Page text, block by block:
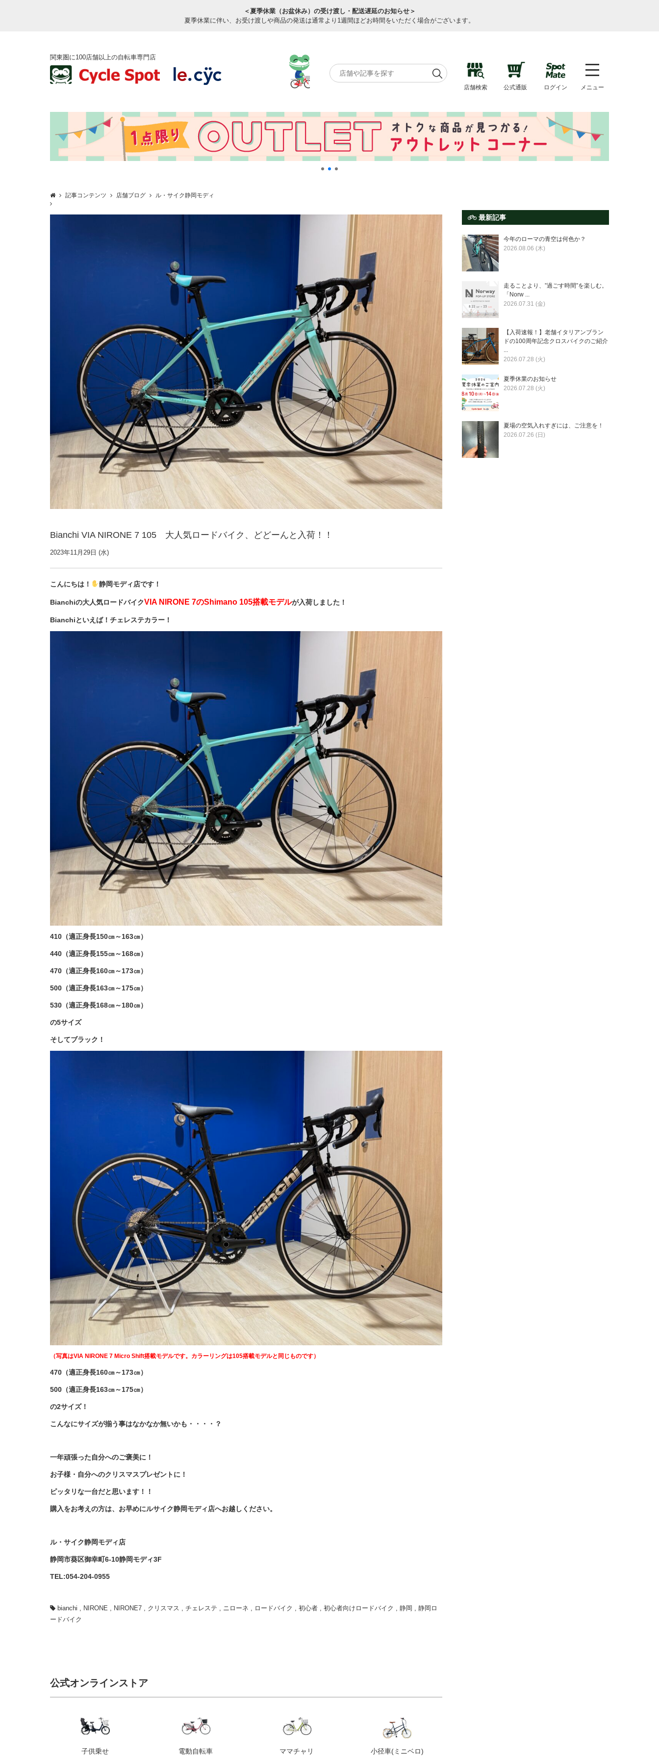
＜夏季休業（お盆休み）の受け渡し・配送遅延のお知らせ＞
夏季休業に伴い、お受け渡しや商品の発送は通常より1週間ほどお時間をいただく場合がございます。
関東圏に100店舗以上の自転車専門店
店舗検索 公式通販 ログイン メニュー
記事コンテンツ 店舗ブログ ル・サイク静岡モディ
Bianchi VIA NIRONE 7 105 大人気ロードバイク、どどーんと入荷！！
2023年11月29日 (水)
こんにちは！ 静岡モディ店です！
Bianchiの大人気ロードバイクVIA NIRONE 7のShimano 105搭載モデルが入荷しました！
Bianchiといえば！チェレステカラー！
410（適正身長150㎝～163㎝）
440（適正身長155㎝～168㎝）
470（適正身長160㎝～173㎝）
500（適正身長163㎝～175㎝）
530（適正身長168㎝～180㎝）
の5サイズ
そしてブラック！
（写真はVIA NIRONE 7 Micro Shift搭載モデルです。カラーリングは105搭載モデルと同じものです）
470（適正身長160㎝～173㎝）
500（適正身長163㎝～175㎝）
の2サイズ！
こんなにサイズが揃う事はなかなか無いかも・・・・？
一年頑張った自分へのご褒美に！
お子様・自分へのクリスマスプレゼントに！
ピッタリな一台だと思います！！
購入をお考えの方は、お早めにルサイク静岡モディ店へお越しください。
ル・サイク静岡モディ店
静岡市葵区御幸町6-10静岡モディ3F
TEL:054-204-0955
bianchi , NIRONE , NIRONE7 , クリスマス , チェレステ , ニローネ , ロードバイク , 初心者 , 初心者向けロードバイク , 静岡 , 静岡ロ
ードバイク
公式オンラインストア
子供乗せ 電動自転車 ママチャリ 小径車(ミニベロ)
最新記事
今年のローマの青空は何色か？
2026.08.06 (木)
走ることより、”過ごす時間”を楽しむ。
「Norw ...
2026.07.31 (金)
【入荷速報！】老舗イタリアンブラン
ドの100周年記念クロスバイクのご紹介
...
2026.07.28 (火)
夏季休業のお知らせ
2026.07.28 (火)
夏場の空気入れすぎには、ご注意を！
2026.07.26 (日)